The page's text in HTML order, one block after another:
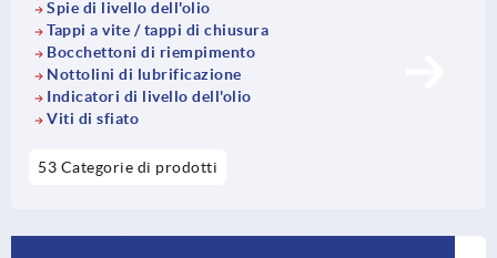
Spie di livello dell'olio
Tappi a vite / tappi di chiusura
Bocchettoni di riempimento
Nottolini di lubrificazione
Indicatori di livello dell'olio
Viti di sfiato
53 Categorie di prodotti